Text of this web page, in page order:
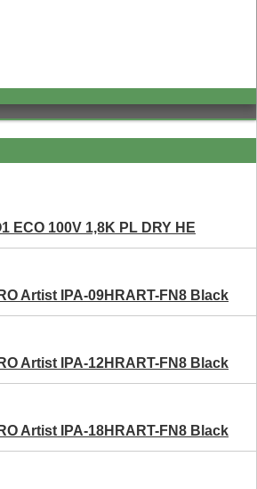
ECO 100V 1,8K PL DRY HE
Artist IPA-09HRART-FN8 Black
Artist IPA-12HRART-FN8 Black
Artist IPA-18HRART-FN8 Black